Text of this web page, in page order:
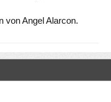
von Angel Alarcon.